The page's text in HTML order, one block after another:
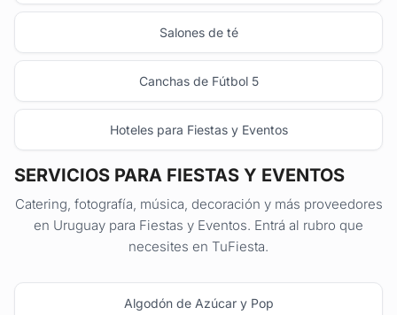
Salones de té
Canchas de Fútbol 5
Hoteles para Fiestas y Eventos
SERVICIOS PARA FIESTAS Y EVENTOS
Catering, fotografía, música, decoración y más proveedores
en Uruguay para Fiestas y Eventos. Entrá al rubro que
necesites en TuFiesta.
Algodón de Azúcar y Pop